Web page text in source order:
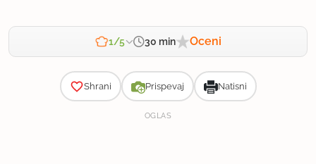
1/5 30 min Oceni
Shrani Prispevaj Natisni
OGLAS